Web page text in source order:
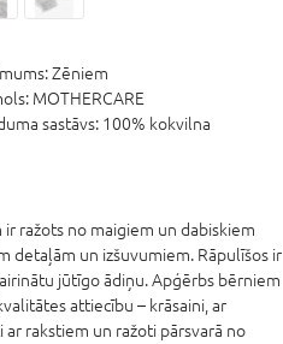
Zēniem
MOTHERCARE
sastāvs: 100% kokvilna
ir ražots no maigiem un dabiskiem
detaļām un izšuvumiem. Rāpulīšos ir
jūtīgo ādiņu. Apģērbs bērniem
attiecību – krāsaini, ar
rakstiem un ražoti pārsvarā no